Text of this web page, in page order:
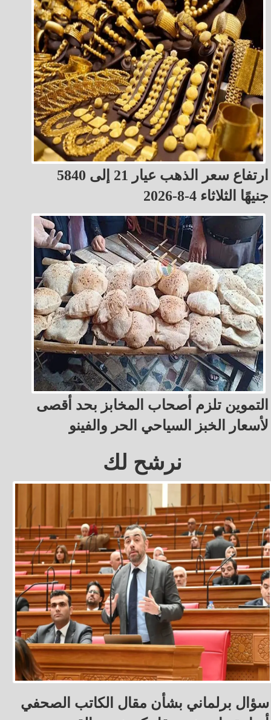
ارتفاع سعر الذهب عيار 21 إلى 5840
جنيهًا الثلاثاء 4-8-2026
التموين تلزم أصحاب المخابز بحد أقصى
لأسعار الخبز السياحي الحر والفينو
نرشح لك
سؤال برلماني بشأن مقال الكاتب الصحفي